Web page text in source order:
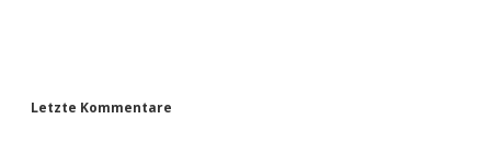
Letzte Kommentare